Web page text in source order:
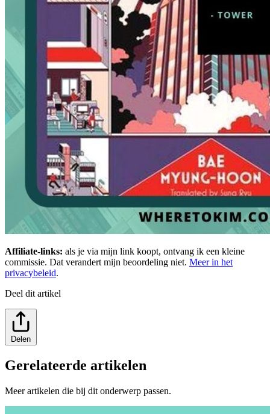
Affiliate-links: als je via mijn link koopt, ontvang ik een kleine
commissie. Dat verandert mijn beoordeling niet. Meer in het
privacybeleid.
Deel dit artikel
Delen
Gerelateerde artikelen
Meer artikelen die bij dit onderwerp passen.